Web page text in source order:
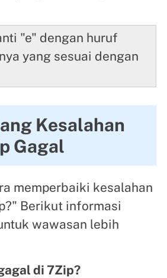
"e" dengan huruf
yang sesuai dengan
Kesalahan
Gagal
memperbaiki kesalahan
Berikut informasi
wawasan lebih
di 7Zip?